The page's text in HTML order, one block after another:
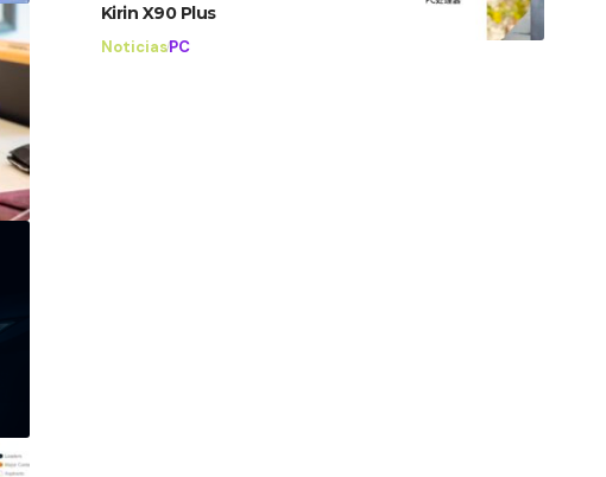
Kirin X90 Plus
NoticiasPC